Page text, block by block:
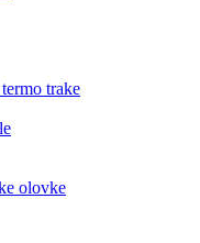
trake
olovke